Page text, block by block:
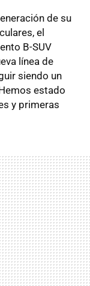
de su
el
B-SUV
línea de
siendo un
estado
y primeras